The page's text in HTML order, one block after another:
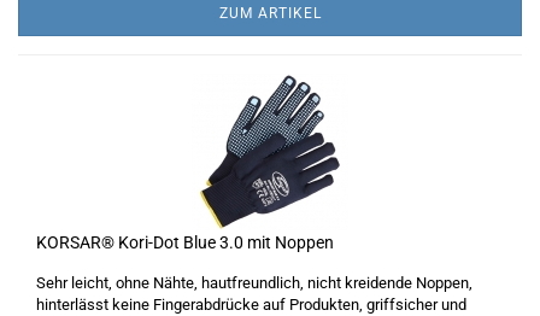
ZUM ARTIKEL
KORSAR® Kori-Dot Blue 3.0 mit Noppen
Sehr leicht, ohne Nähte, hautfreundlich, nicht kreidende Noppen,
hinterlässt keine Fingerabdrücke auf Produkten, griffsicher und